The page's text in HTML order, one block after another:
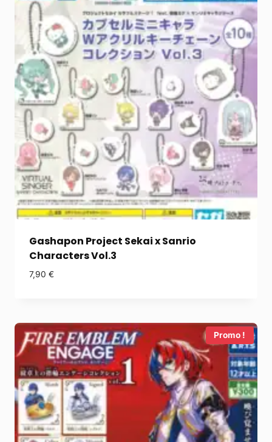
Gashapon Project Sekai x Sanrio
Characters Vol.3
7,90 €
Promo !